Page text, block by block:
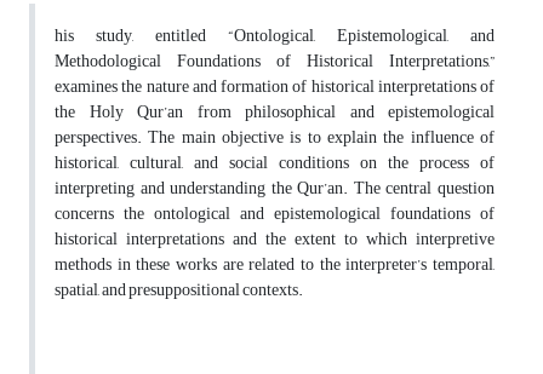
his study, entitled “Ontological, Epistemological, and
Methodological Foundations of Historical Interpretations,”
examines the nature and formation of historical interpretations of
the Holy Qur’an from philosophical and epistemological
perspectives. The main objective is to explain the influence of
historical, cultural, and social conditions on the process of
interpreting and understanding the Qur’an. The central question
concerns the ontological and epistemological foundations of
historical interpretations and the extent to which interpretive
methods in these works are related to the interpreter’s temporal,
spatial, and presuppositional contexts.